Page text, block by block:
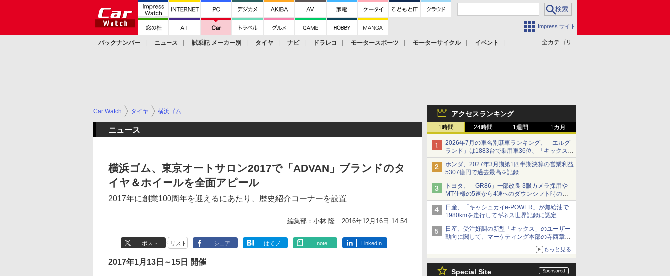
Impress サイト
全カテゴリ
バックナンバー ニュース 試乗記 メーカー別 タイヤ ナビ ドラレコ モータースポーツ モーターサイクル
イベント
アクセスランキング
1時間 24時間 1週間 1カ月
2026年7月の車名別新車ランキング、「エルグ
ランド」は1883台で乗用車36位、「キックス」
は2591台で27位に
ホンダ、2027年3月期第1四半期決算の営業利益
5307億円で過去最高を記録
トヨタ、「GR86」一部改良 3眼カメラ採用や
MT仕様の5速から4速へのダウンシフト時の操
作性向上など
日産、「キャシュカイe-POWER」が無給油で
1980kmを走行してギネス世界記録に認定
日産、受注好調の新型「キックス」のユーザー
動向に関して、マーケティング本部の寺西章氏
もっと見る
Special Site
Car Watch タイヤ 横浜ゴム
ニュース
横浜ゴム、東京オートサロン2017で「ADVAN」ブランドのタ
イヤ＆ホイールを全面アピール
2017年に創業100周年を迎えるにあたり、歴史紹介コーナーを設置
編集部：小林 隆 2016年12月16日 14:54
ポスト リスト シェア はてブ note LinkedIn
2017年1月13日～15日 開催